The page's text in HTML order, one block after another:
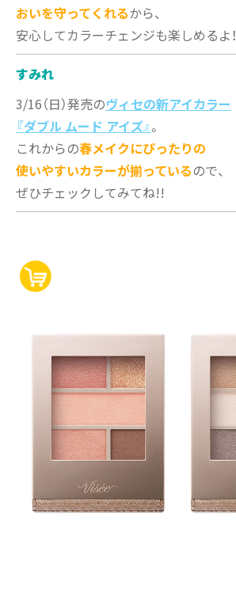
おいを守ってくれるから、
安心してカラーチェンジも楽しめるよ！
すみれ
3/16（日）発売のヴィセの新アイカラー
『ダブル ムード アイズ』。
これからの春メイクにぴったりの
使いやすいカラーが揃っているので、
ぜひチェックしてみてね!!